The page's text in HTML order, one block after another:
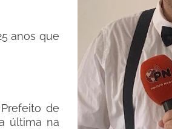
anos que
de
última na